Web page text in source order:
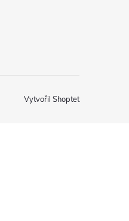
Vytvořil Shoptet